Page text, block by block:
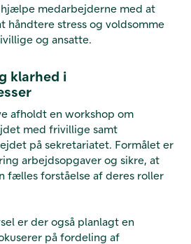
hjælpe medarbejderne med at
håndtere stress og voldsomme
og ansatte.
klarhed i
afholdt en workshop om
med frivillige samt
på sekretariatet. Formålet er
arbejdsopgaver og sikre, at
fælles forståelse af deres roller
er der også planlagt en
på fordeling af